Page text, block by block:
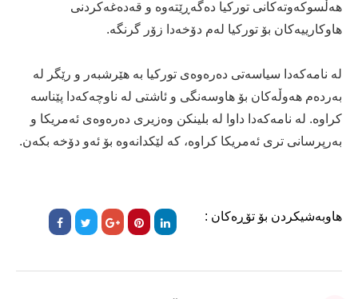
هەڵسوکەوتەکانی تورکیا دەگەڕێتەوە و قەدەغەکردنی
هاوکارییەکان بۆ تورکیا لەم دۆخەدا زۆر گرنگە.
لە نامەکەدا سیاسەتی دەرەوەی تورکیا بە هێرشبەر و رێگر لە
بەردەم هەوڵەکان بۆ هاوسەنگی و ئاشتی لە ناوچەکەدا پێناسە
کراوە. لە نامەکەدا داوا لە بلینکن وەزیری دەرەوەی ئەمریکا و
بەرپرسانی تری ئەمریکا کراوە، کە لێکدانەوە بۆ ئەو دۆخە بکەن.
هاوبەشیکردن بۆ تۆڕەکان :